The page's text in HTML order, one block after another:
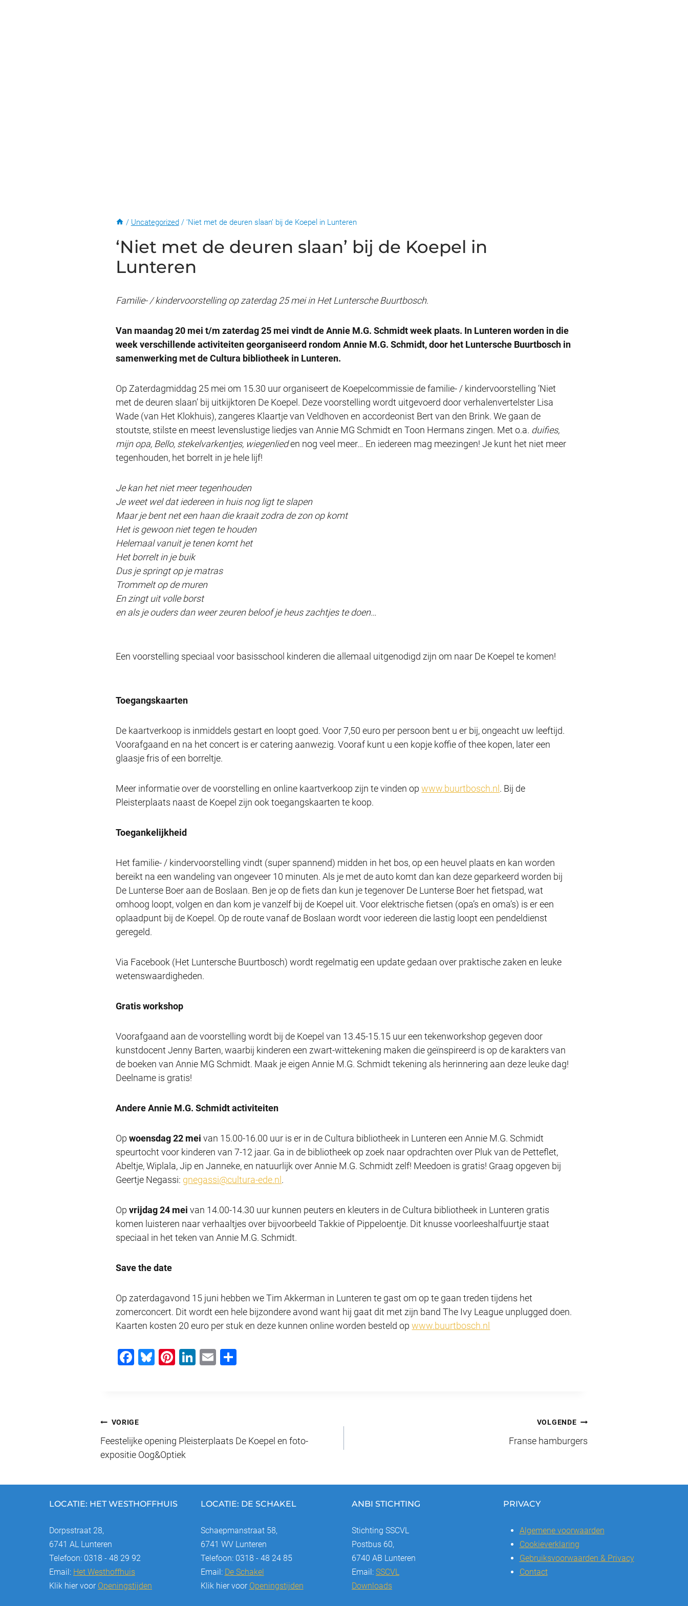
/ Uncategorized / ‘Niet met de deuren slaan’ bij de Koepel in Lunteren
‘Niet met de deuren slaan’ bij de Koepel in
Lunteren
Familie- / kindervoorstelling op zaterdag 25 mei in Het Luntersche Buurtbosch.
Van maandag 20 mei t/m zaterdag 25 mei vindt de Annie M.G. Schmidt week plaats. In Lunteren worden in die
week verschillende activiteiten georganiseerd rondom Annie M.G. Schmidt, door het Luntersche Buurtbosch in
samenwerking met de Cultura bibliotheek in Lunteren.
Op Zaterdagmiddag 25 mei om 15.30 uur organiseert de Koepelcommissie de familie- / kindervoorstelling ‘Niet
met de deuren slaan’ bij uitkijktoren De Koepel. Deze voorstelling wordt uitgevoerd door verhalenvertelster Lisa
Wade (van Het Klokhuis), zangeres Klaartje van Veldhoven en accordeonist Bert van den Brink. We gaan de
stoutste, stilste en meest levenslustige liedjes van Annie MG Schmidt en Toon Hermans zingen. Met o.a. duifies,
mijn opa, Bello, stekelvarkentjes, wiegenlieden nog veel meer… En iedereen mag meezingen! Je kunt het niet meer
tegenhouden, het borrelt in je hele lijf!
Je kan het niet meer tegenhouden
Je weet wel dat iedereen in huis nog ligt te slapen
Maar je bent net een haan die kraait zodra de zon op komt
Het is gewoon niet tegen te houden
Helemaal vanuit je tenen komt het
Het borrelt in je buik
Dus je springt op je matras
Trommelt op de muren
En zingt uit volle borst
en als je ouders dan weer zeuren beloof je heus zachtjes te doen…
Een voorstelling speciaal voor basisschool kinderen die allemaal uitgenodigd zijn om naar De Koepel te komen!
Toegangskaarten
De kaartverkoop is inmiddels gestart en loopt goed. Voor 7,50 euro per persoon bent u er bij, ongeacht uw leeftijd.
Voorafgaand en na het concert is er catering aanwezig. Vooraf kunt u een kopje koffie of thee kopen, later een
glaasje fris of een borreltje.
Meer informatie over de voorstelling en online kaartverkoop zijn te vinden opwww.buurtbosch.nl . Bij de
Pleisterplaats naast de Koepel zijn ook toegangskaarten te koop.
Toegankelijkheid
Het familie- / kindervoorstelling vindt (super spannend) midden in het bos, op een heuvel plaats en kan worden
bereikt na een wandeling van ongeveer 10 minuten. Als je met de auto komt dan kan deze geparkeerd worden bij
De Lunterse Boer aan de Boslaan. Ben je op de fiets dan kun je tegenover De Lunterse Boer het fietspad, wat
omhoog loopt, volgen en dan kom je vanzelf bij de Koepel uit. Voor elektrische fietsen (opa’s en oma’s) is er een
oplaadpunt bij de Koepel. Op de route vanaf de Boslaan wordt voor iedereen die lastig loopt een pendeldienst
geregeld.
Via Facebook (Het Luntersche Buurtbosch) wordt regelmatig een update gedaan over praktische zaken en leuke
wetenswaardigheden.
Gratis workshop
Voorafgaand aan de voorstelling wordt bij de Koepel van 13.45-15.15 uur een tekenworkshop gegeven door
kunstdocent Jenny Barten, waarbij kinderen een zwart-wittekening maken die geïnspireerd is op de karakters van
de boeken van Annie MG Schmidt. Maak je eigen Annie M.G. Schmidt tekening als herinnering aan deze leuke dag!
Deelname is gratis!
Andere Annie M.G. Schmidt activiteiten
Opwoensdag 22 mei van 15.00-16.00 uur is er in de Cultura bibliotheek in Lunteren een Annie M.G. Schmidt
speurtocht voor kinderen van 7-12 jaar. Ga in de bibliotheek op zoek naar opdrachten over Pluk van de Petteflet,
Abeltje, Wiplala, Jip en Janneke, en natuurlijk over Annie M.G. Schmidt zelf! Meedoen is gratis! Graag opgeven bij
Geertje Negassi: gnegassi@cultura-ede.nl .
Opvrijdag 24 mei van 14.00-14.30 uur kunnen peuters en kleuters in de Cultura bibliotheek in Lunteren gratis
komen luisteren naar verhaaltjes over bijvoorbeeld Takkie of Pippeloentje. Dit knusse voorleeshalfuurtje staat
speciaal in het teken van Annie M.G. Schmidt.
Save the date
Op zaterdagavond 15 juni hebben we Tim Akkerman in Lunteren te gast om op te gaan treden tijdens het
zomerconcert. Dit wordt een hele bijzondere avond want hij gaat dit met zijn band The Ivy League unplugged doen.
Kaarten kosten 20 euro per stuk en deze kunnen online worden besteld opwww.buurtbosch.nl
F
b
o
o
Bl Pi Li
n
E
Bericht
navigatie
VORIGE
Feestelijke opening Pleisterplaats De Koepel en foto-
expositie Oog&Optiek
VOLGENDE
Franse hamburgers
LOCATIE: HET WESTHOFFHUIS
Dorpsstraat 28,
6741 AL Lunteren
Telefoon: 0318 - 48 29 92
Email: Het Westhoffhuis
Klik hier voor Openingstijden
LOCATIE: DE SCHAKEL
Schaepmanstraat 58,
6741 WV Lunteren
Telefoon: 0318 - 48 24 85
Email: De Schakel
Klik hier voor Openingstijden
ANBI STICHTING
Stichting SSCVL
Postbus 60,
6740 AB Lunteren
Email: SSCVL
Downloads
PRIVACY
Algemene voorwaarden
Cookieverklaring
Gebruiksvoorwaarden & Privacy
Contact